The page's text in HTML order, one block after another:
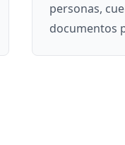
personas,
documentos